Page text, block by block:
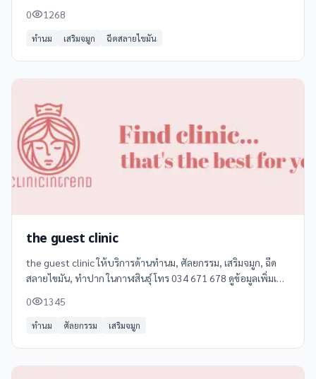
ต้องการของลูกค้าทุกท่าน
0 1268
ทำนม เสริมจมูก ฉีดสลายไขมัน
the guest clinic
the guest clinic ให้บริการด้านทำนม, ศัลยกรรม, เสริมจมูก, ฉีด
สลายไขมัน, ทำปาก ในกาฬสินธุ์ โทร 034 671 678 ดูข้อมูลเพิ่มเติม
0 1345
ทำนม ศัลยกรรม เสริมจมูก